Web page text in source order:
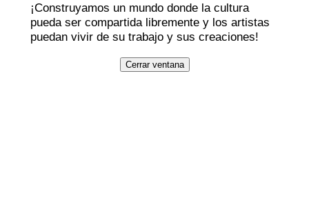
¡Construyamos un mundo donde la cultura
pueda ser compartida libremente y los artistas
puedan vivir de su trabajo y sus creaciones!